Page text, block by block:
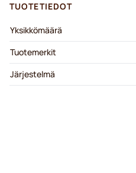
TUOTETIEDOT
Yksikkömäärä
Tuotemerkit
Järjestelmä